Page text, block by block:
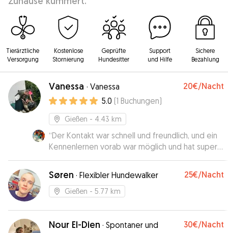
Tierärztliche
Versorgung
Kostenlose
Stornierung
Geprüfte
Hundesitter
Support
und Hilfe
Sichere
Bezahlung
Vanessa · Vanessa 20€/Nacht
5.0 (1 Buchungen)
Gießen - 4.43 km
“Der Kontakt war schnell und freundlich, und ein
Kennenlernen vorab war möglich und hat super
geklappt. Die Betreuung verlief problemlos, wir
sind echt erstaunt, wie schnell sich die Mäuse auf
Vanessa eingelassen haben. Unseren Nachbarn
kam es vor, as würden sich Vanessa und die
sehr positives Ergebnis und buchen Vanessa
gerne wieder. ”
Søren · Flexibler Hundewalker 25€/Nacht
Gießen - 5.77 km
Nour El-Dien · Spontaner und
30€/Nacht